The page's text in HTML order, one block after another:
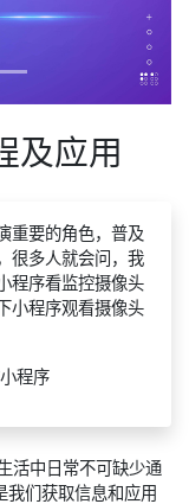
及应用
重要的角色，普及
很多人就会问，我
程序看监控摄像头
小程序观看摄像头
程序
活中日常不可缺少通
我们获取信息和应用